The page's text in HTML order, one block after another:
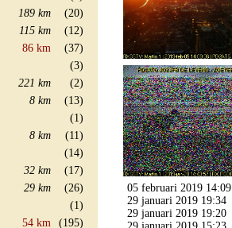
189 km
(20)
115 km
(12)
86 km
(37)
(3)
221 km
(2)
8 km
(13)
(1)
8 km
(11)
(14)
32 km
(17)
29 km
(26)
(1)
54 km
(195)
05 februari 2019 14:09
29 januari 2019 19:34
29 januari 2019 19:20